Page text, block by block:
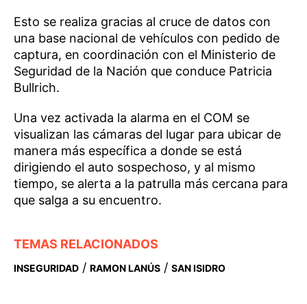
Esto se realiza gracias al cruce de datos con
una base nacional de vehículos con pedido de
captura, en coordinación con el Ministerio de
Seguridad de la Nación que conduce Patricia
Bullrich.
Una vez activada la alarma en el COM se
visualizan las cámaras del lugar para ubicar de
manera más específica a donde se está
dirigiendo el auto sospechoso, y al mismo
tiempo, se alerta a la patrulla más cercana para
que salga a su encuentro.
TEMAS RELACIONADOS
INSEGURIDAD / RAMON LANÚS / SAN ISIDRO